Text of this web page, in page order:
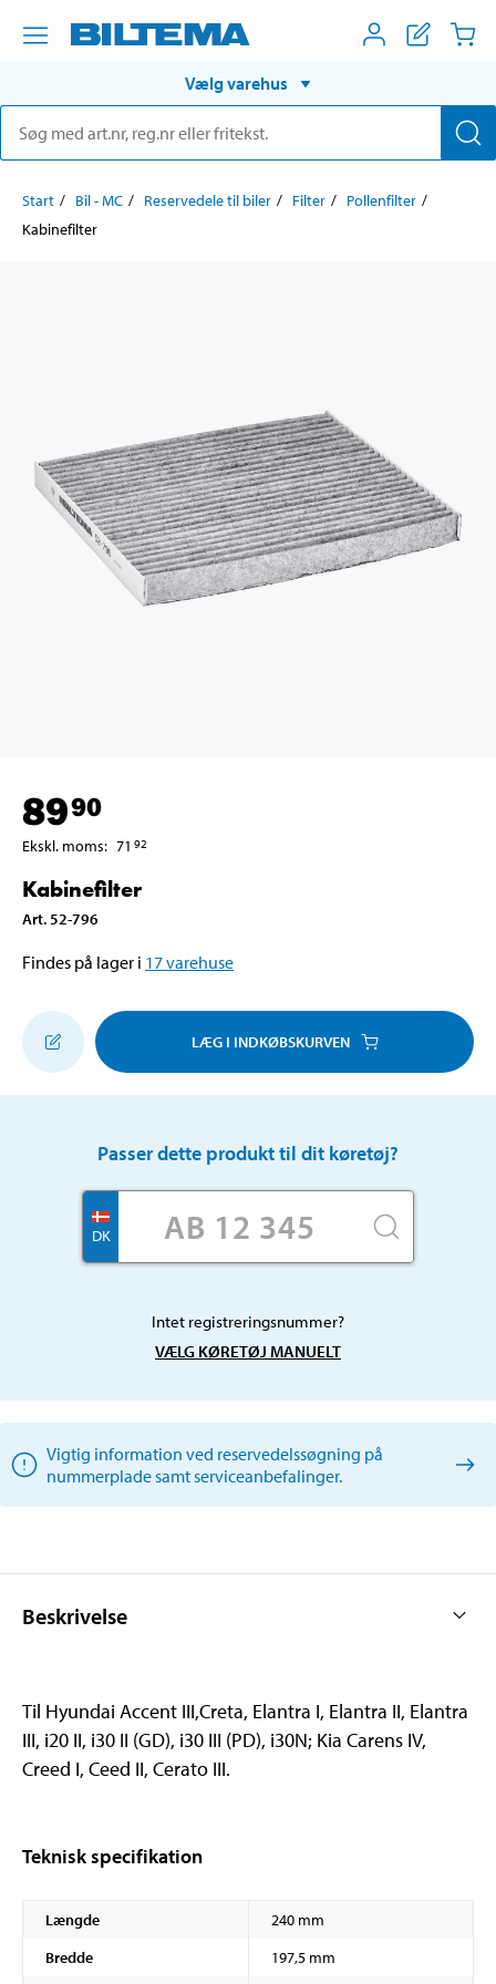
Vælg varehus
Start Bil - MC Reservedele til biler Filter
Pollenfilter
Kabinefilter
8990
Ekskl. moms: 71 92
Kabinefilter
Art. 52-796
Findes på lager i 17varehuse
LÆG I INDKØBSKURVEN
Passer dette produkt til dit køretøj?
DK
Intet registreringsnummer?
VÆLG KØRETØJ MANUELT
Vigtig information ved reservedelssøgning på
nummerplade samt serviceanbefalinger.
Beskrivelse
Til Hyundai Accent III,Creta, Elantra I, Elantra II, Elantra
III, i20 II, i30 II (GD), i30 III (PD), i30N; Kia Carens IV,
Creed I, Ceed II, Cerato III.
Teknisk specifikation
Længde
240 mm
Bredde
197,5 mm